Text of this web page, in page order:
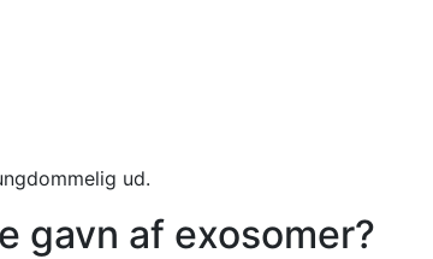
ud.
gavn af exosomer?